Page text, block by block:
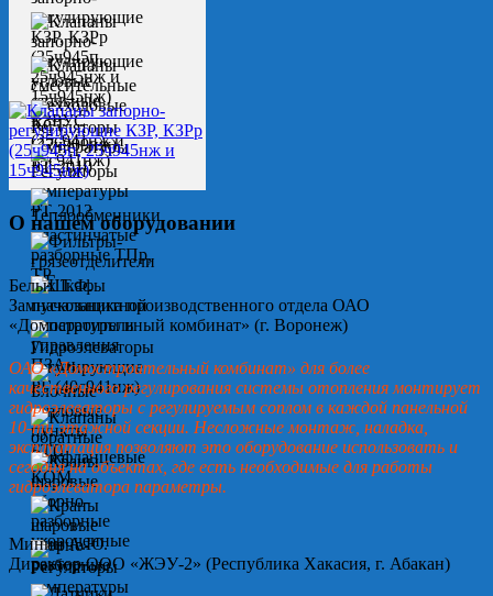
О нашем оборудовании
Белых Т.Ф.
Замначальника производственного отдела ОАО
«Домостроительный комбинат» (г. Воронеж)
ОАО «Домостроительный комбинат» для более
качественного регулирования системы отопления монтирует
гидроэлеваторы с регулируемым соплом в каждой панельной
10-ти этажной секции. Несложные монтаж, наладка,
эксплуатация позволяют это оборудование использовать и
сегодня на объектах, где есть необходимые для работы
гидроэлеватора параметры.
Минин А.Ю.
Директор ООО «ЖЭУ-2» (Республика Хакасия, г. Абакан)